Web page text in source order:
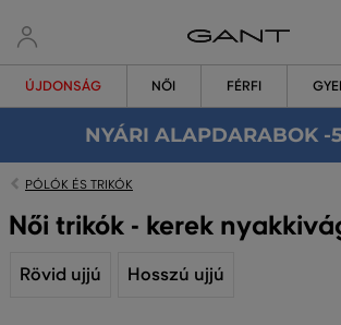
ÚJDONSÁG NŐI FÉRFI
NYÁRI ALAPDARABOK -
PÓLÓK ÉS TRIKÓK
Női trikók - kerek
Rövid ujjú Hosszú ujjú